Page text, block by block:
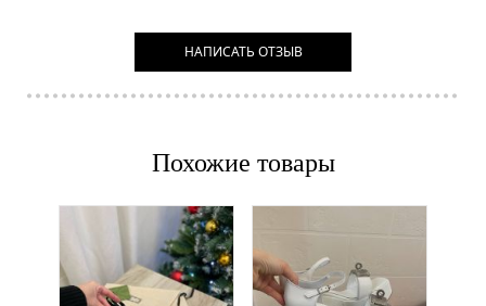
НАПИСАТЬ ОТЗЫВ
Похожие товары